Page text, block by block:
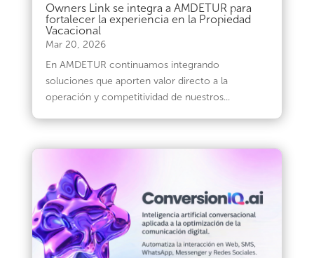
Owners Link se integra a AMDETUR para
fortalecer la experiencia en la Propiedad
Vacacional
Mar 20, 2026
En AMDETUR continuamos integrando
soluciones que aporten valor directo a la
operación y competitividad de nuestros...